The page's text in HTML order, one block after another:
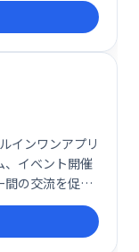
をより魅力的
ら初心者まで使
能です。
インワンアプリ
、イベント開催
間の交流を促進
たな出会いをサ
次世代コミュ